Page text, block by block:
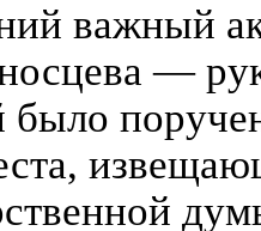
важный
—
было